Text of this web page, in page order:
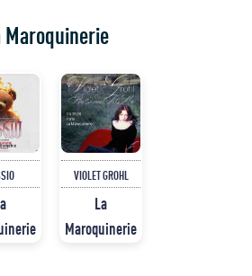
Maroquinerie
VIOLET GROHL
La
Maroquinerie